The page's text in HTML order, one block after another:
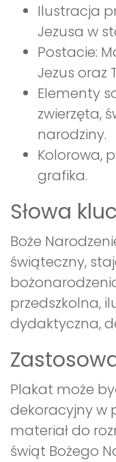
Ilustracja
Jezusa w
Postacie:
Jezus oraz
Elementy
zwierzęta,
narodziny.
Kolorowa,
grafika.
Słowa
Boże
świąteczny,
przedszkolna,
dydaktyczna,
Plakat może
dekoracyjny w
materiał do
świąt Bożego